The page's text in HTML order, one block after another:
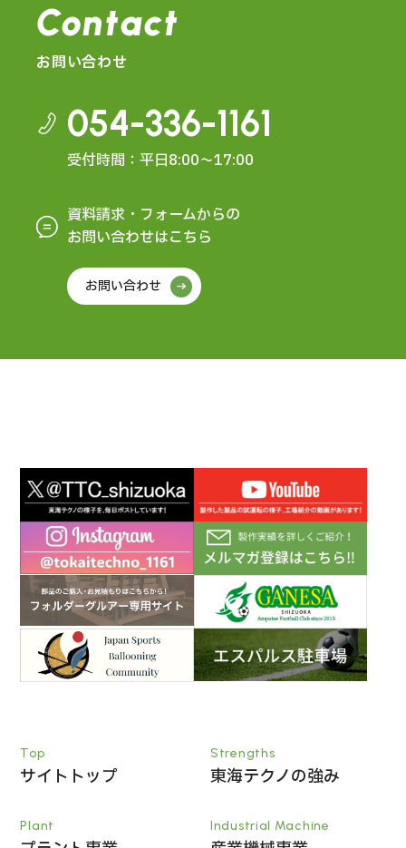
Contact
お問い合わせ
054-336-1161
受付時間：平日8:00～17:00
資料請求・フォームからの
お問い合わせはこちら
お問い合わせ
Top
サイトトップ
Strengths
東海テクノの強み
Plant Industrial Machine